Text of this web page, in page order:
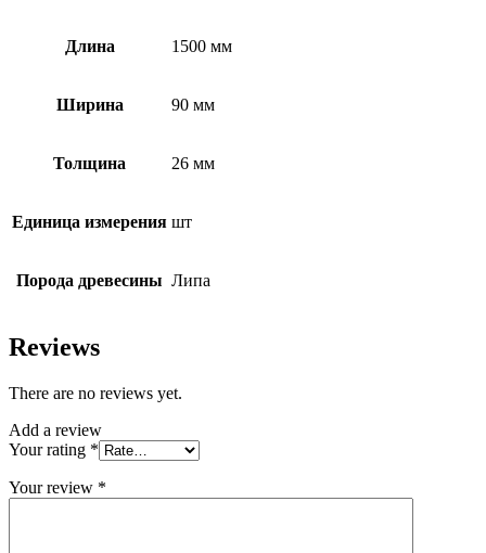
Длина 1500 мм
Ширина 90 мм
Толщина 26 мм
Единица измерения шт
Порода древесины Липа
Reviews
There are no reviews yet.
Add a review
Your rating *
Your review *